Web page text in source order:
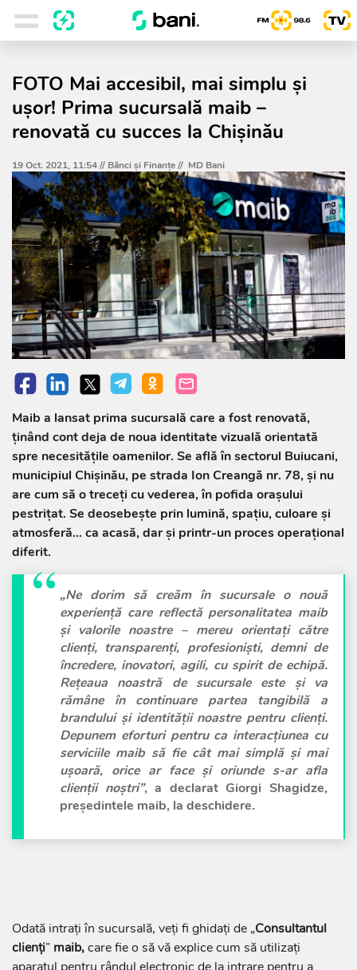
FOTO Mai accesibil, mai simplu și
ușor! Prima sucursală maib –
renovată cu succes la Chișinău
19 Oct. 2021, 11:54 // Bănci şi Finanţe// MD Bani
Maib a lansat prima sucursală care a fost renovată,
ținând cont deja de noua identitate vizuală orientată
spre necesitățile oamenilor. Se află în sectorul Buiucani,
municipiul Chișinău, pe strada Ion Creangă nr. 78, și nu
are cum să o treceți cu vederea, în pofida orașului
pestrițat. Se deosebește prin lumină, spațiu, culoare și
atmosferă… ca acasă, dar și printr-un proces operațional
diferit.
„Ne dorim să creăm în sucursale o nouă
experiență care reflectă personalitatea maib
și valorile noastre – mereu orientați către
clienți, transparenți, profesioniști, demni de
încredere, inovatori, agili, cu spirit de echipă.
Rețeaua noastră de sucursale este și va
rămâne în continuare partea tangibilă a
brandului și identității noastre pentru clienți.
Depunem eforturi pentru ca interacțiunea cu
serviciile maib să fie cât mai simplă și mai
ușoară, orice ar face și oriunde s-ar afla
clienții noștri”, a declarat Giorgi Shagidze,
președintele maib, la deschidere.
Odată intrați în sucursală, veți fi ghidați de „Consultantul
clienți” maib,care fie o să vă explice cum să utilizați